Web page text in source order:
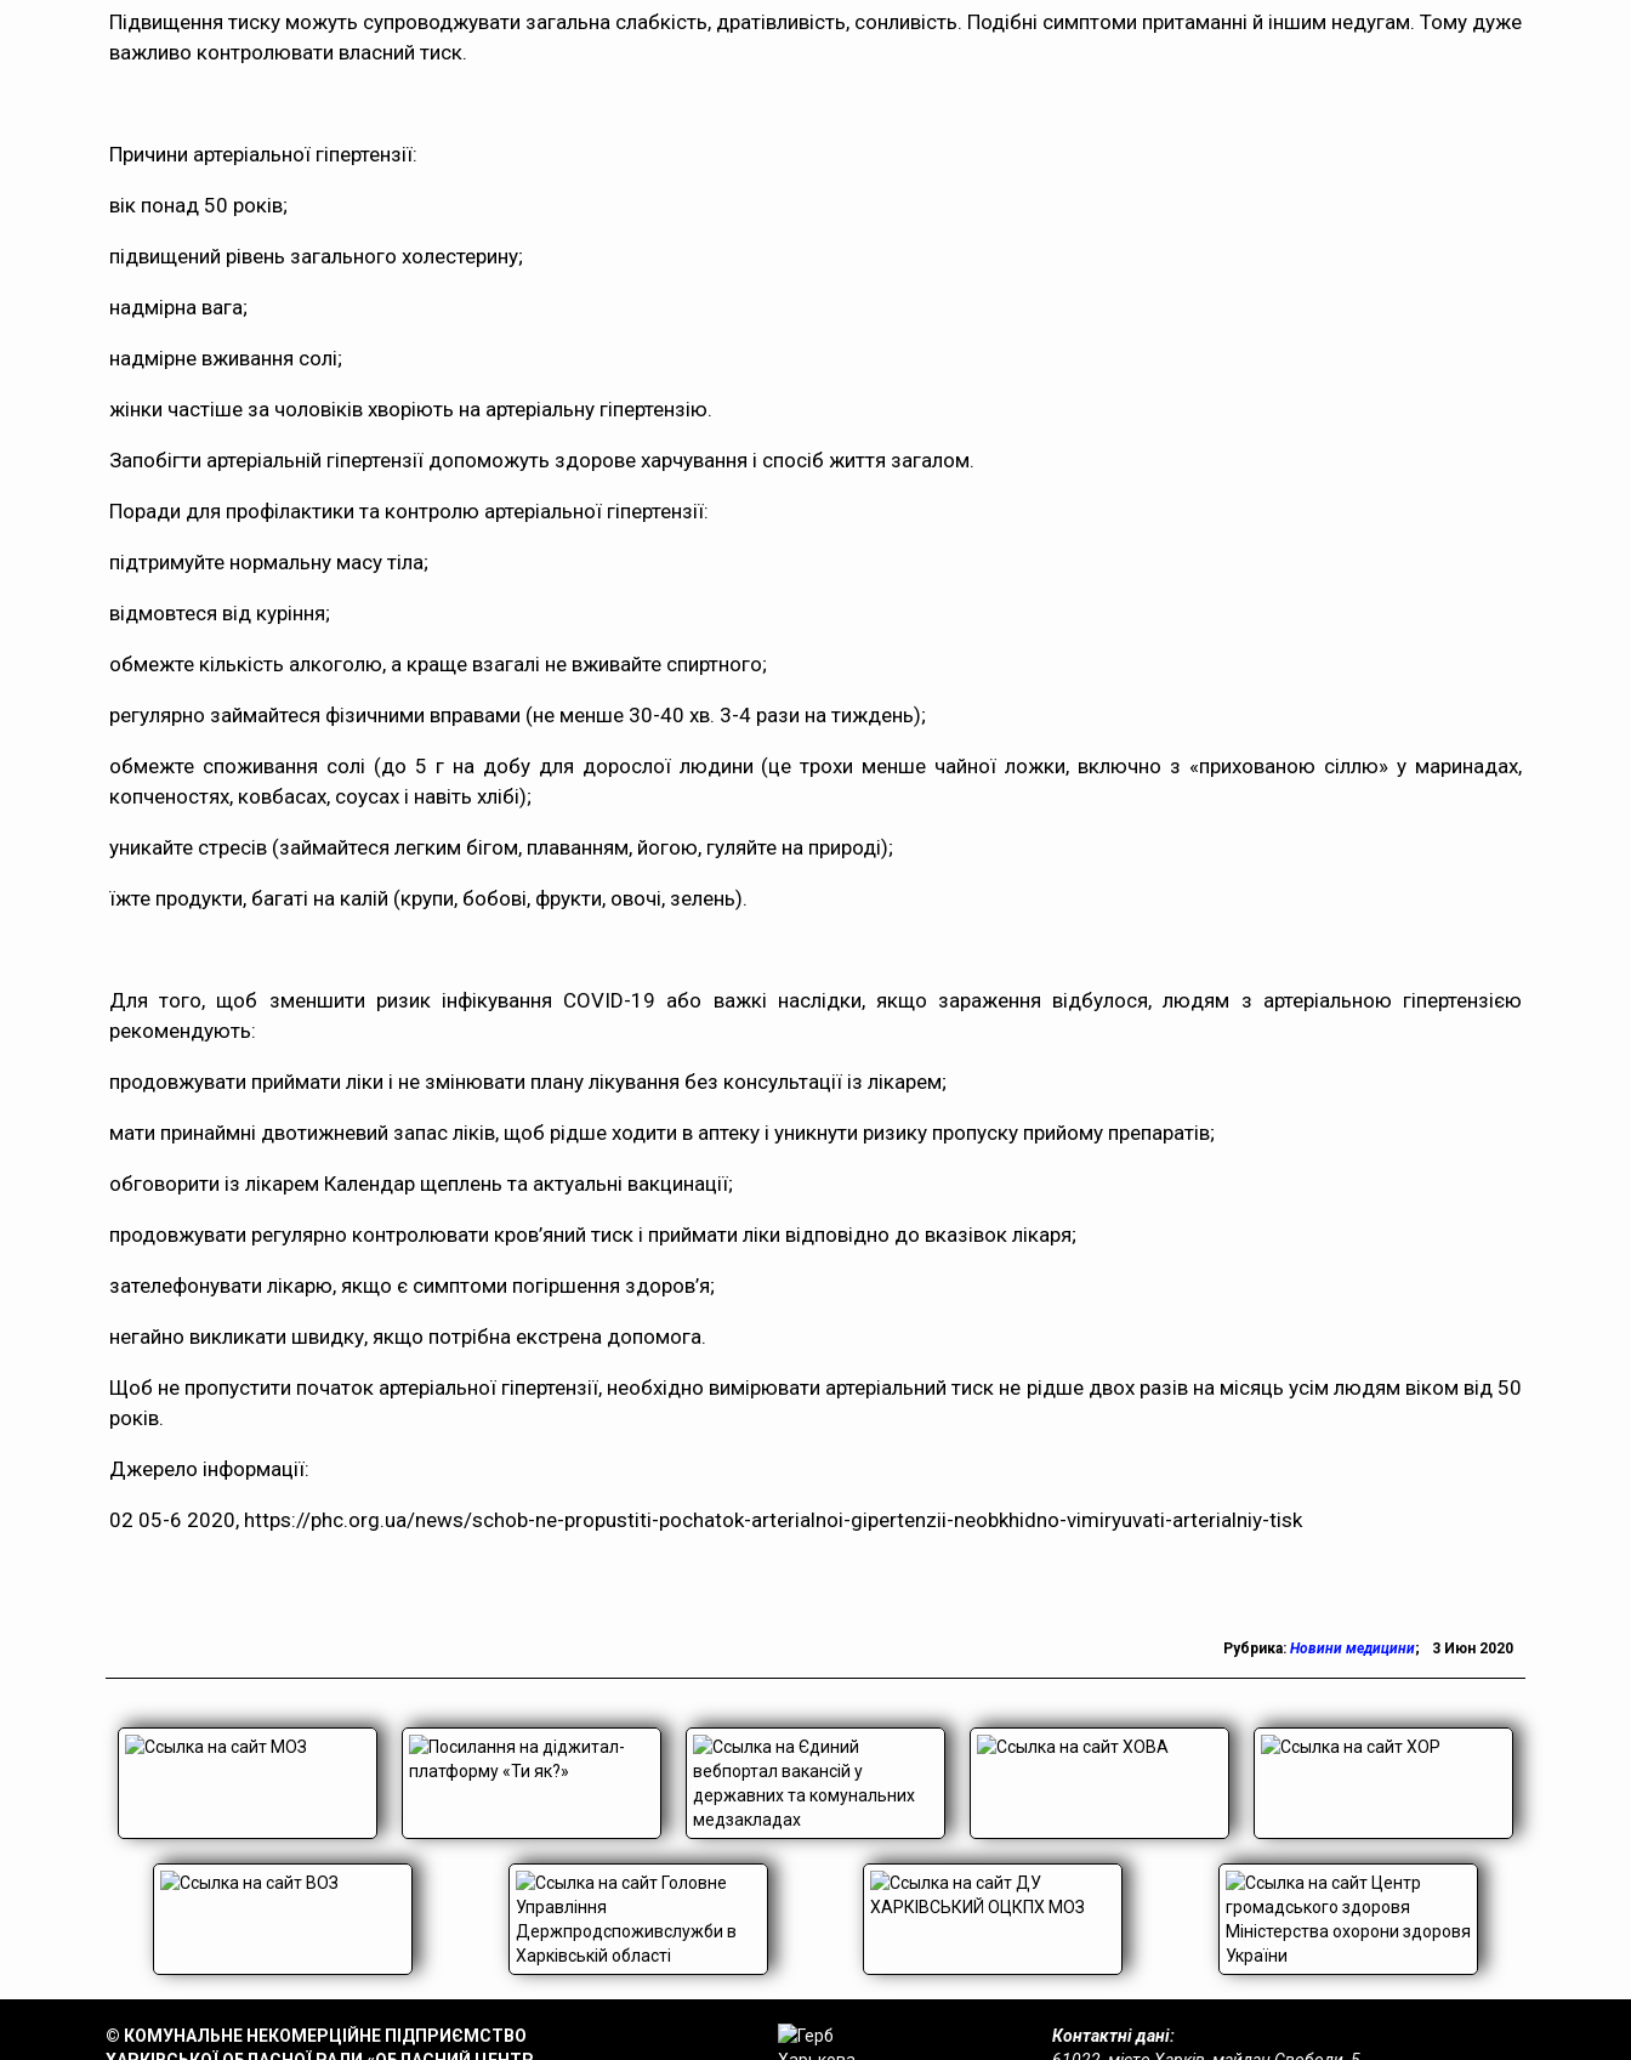
Підвищення тиску можуть супроводжувати загальна слабкість, дратівливість, сонливість. Подібні симптоми притаманні й іншим недугам. Тому дуже
важливо контролювати власний тиск.
Причини артеріальної гіпертензії:
вік понад 50 років;
підвищений рівень загального холестерину;
надмірна вага;
надмірне вживання солі;
жінки частіше за чоловіків хворіють на артеріальну гіпертензію.
Запобігти артеріальній гіпертензії допоможуть здорове харчування і спосіб життя загалом.
Поради для профілактики та контролю артеріальної гіпертензії:
підтримуйте нормальну масу тіла;
відмовтеся від куріння;
обмежте кількість алкоголю, а краще взагалі не вживайте спиртного;
регулярно займайтеся фізичними вправами (не менше 30-40 хв. 3-4 рази на тиждень);
обмежте споживання солі (до 5 г на добу для дорослої людини (це трохи менше чайної ложки, включно з «прихованою сіллю» у маринадах,
копченостях, ковбасах, соусах і навіть хлібі);
уникайте стресів (займайтеся легким бігом, плаванням, йогою, гуляйте на природі);
їжте продукти, багаті на калій (крупи, бобові, фрукти, овочі, зелень).
Для того, щоб зменшити ризик інфікування COVID-19 або важкі наслідки, якщо зараження відбулося, людям з артеріальною гіпертензією
рекомендують:
продовжувати приймати ліки і не змінювати плану лікування без консультації із лікарем;
мати принаймні двотижневий запас ліків, щоб рідше ходити в аптеку і уникнути ризику пропуску прийому препаратів;
обговорити із лікарем Календар щеплень та актуальні вакцинації;
продовжувати регулярно контролювати кров’яний тиск і приймати ліки відповідно до вказівок лікаря;
зателефонувати лікарю, якщо є симптоми погіршення здоров’я;
негайно викликати швидку, якщо потрібна екстрена допомога.
Щоб не пропустити початок артеріальної гіпертензії, необхідно вимірювати артеріальний тиск не рідше двох разів на місяць усім людям віком від 50
років.
Джерело інформації:
02 05-6 2020, https://phc.org.ua/news/schob-ne-propustiti-pochatok-arterialnoi-gipertenzii-neobkhidno-vimiryuvati-arterialniy-tisk
Рубрика: Новини медицини; 3 Июн 2020
© КОМУНАЛЬНЕ НЕКОМЕРЦІЙНЕ ПІДПРИЄМСТВО
Контактні дані: